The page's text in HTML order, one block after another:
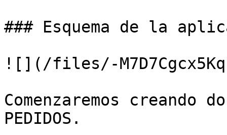
### Esquema de la
![](/files/-
Comenzaremos creando
PEDIDOS.